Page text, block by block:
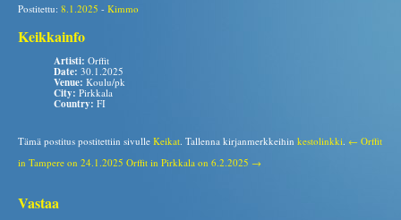
Postitettu: 8.1.2025 - Kimmo
Keikkainfo
Artisti: Orffit
Date: 30.1.2025
Venue: Koulu/pk
City: Pirkkala
Country: FI
Tämä postitus postitettiin sivulle Keikat . Tallenna kirjanmerkkeihin kestolinkki ← Orffit
in Tampere on 24.1.2025 Orffit in Pirkkala on 6.2.2025 →
Vastaa